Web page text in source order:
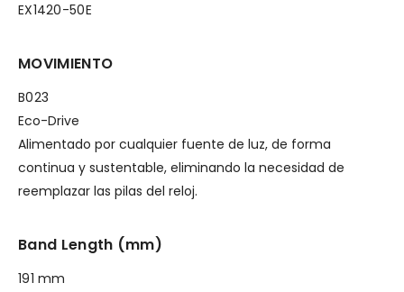
EX1420-50E
MOVIMIENTO
B023
Eco-Drive
Alimentado por cualquier fuente de luz, de forma
continua y sustentable, eliminando la necesidad de
reemplazar las pilas del reloj.
Band Length (mm)
191 mm